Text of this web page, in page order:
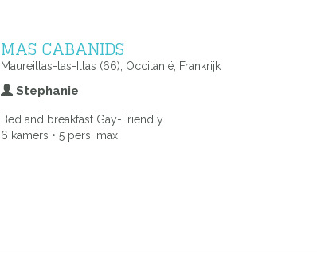
MAS CABANIDS
Maureillas-las-Illas (66), Occitanië, Frankrijk
Stephanie
Bed and breakfast Gay-Friendly
6 kamers • 5 pers. max.